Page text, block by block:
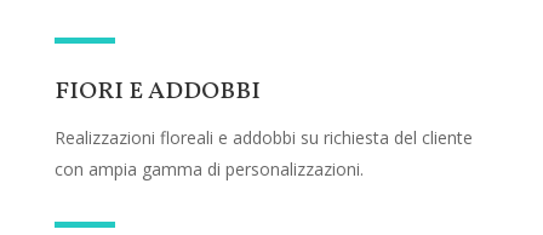
FIORI E ADDOBBI
Realizzazioni floreali e addobbi su richiesta del cliente
con ampia gamma di personalizzazioni.